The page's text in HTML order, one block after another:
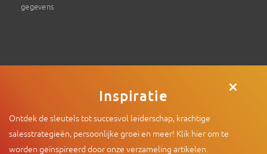
×
Inspiratie
Ontdek de sleutels tot succesvol leiderschap, krachtige
salesstrategieën, persoonlijke groei en meer! Klik hier om te
worden geïnspireerd door onze verzameling artikelen.
gegevens
© 2026 - Intenza|De Limiet 2 , 4131 NR Vianen |info@intenza.nl
+31 (0)165 74 60 15